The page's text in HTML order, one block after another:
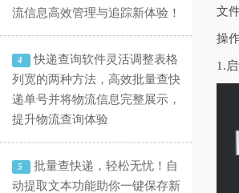
流信息高效管理与追踪新体验！
4
快递查询软件灵活调整表格
列宽的两种方法，高效批量查快
递单号并将物流信息完整展示，
提升物流查询体验
5
批量查快递，轻松无忧！自
动提取文本功能助你一键保存新
文
操
1.‌